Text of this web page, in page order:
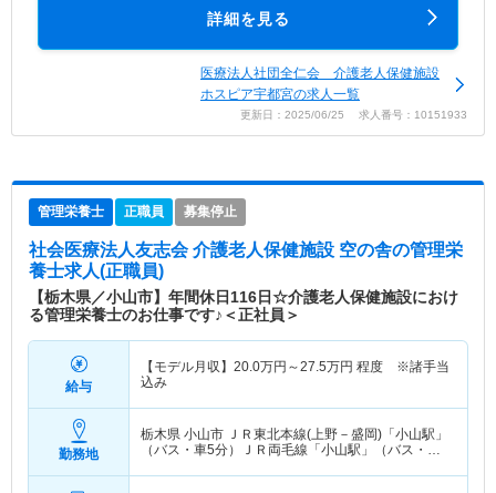
詳細を見る
医療法人社団全仁会 介護老人保健施設
ホスピア宇都宮の求人一覧
更新日：2025/06/25 求人番号：10151933
管理栄養士 正職員 募集停止
社会医療法人友志会 介護老人保健施設 空の舎の管理栄
養士求人(正職員)
【栃木県／小山市】年間休日116日☆介護老人保健施設におけ
る管理栄養士のお仕事です♪＜正社員＞
給与
【モデル月収】 20.0万円～27.5万円 程度 ※諸手当
込み
勤務地
栃木県 小山市 ＪＲ東北本線(上野－盛岡)「小山駅」
（バス・車5分）ＪＲ両毛線「小山駅」（バス・車5